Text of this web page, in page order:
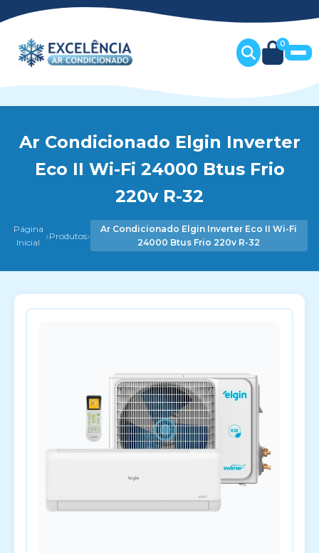
0
Ar Condicionado Elgin Inverter
Eco II Wi-Fi 24000 Btus Frio
220v R-32
Página
Inicial
›Produtos›
Ar Condicionado Elgin Inverter Eco II Wi-Fi
24000 Btus Frio 220v R-32